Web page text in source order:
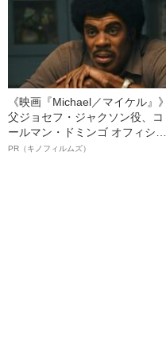
《映画『Michael／マイケル』》
父ジョセフ・ジャクソン役、コ
ールマン・ドミンゴ オフィシャ
ルインタビュー“観客を魅了した
PR（キノフィルムズ）